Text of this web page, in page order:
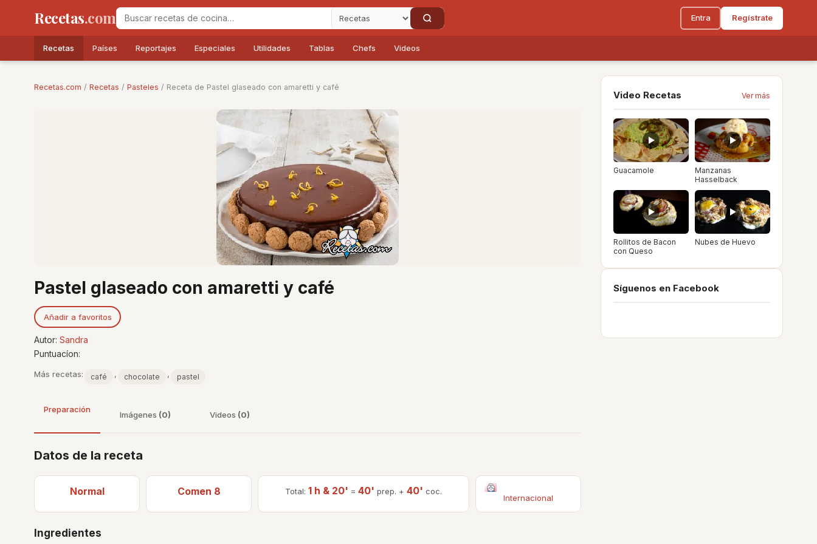
Recetas.com Entra Regístrate
Recetas Países Reportajes Especiales Utilidades Tablas Chefs Videos
Recetas.com / Recetas / Pasteles / Receta de Pastel glaseado con amaretti y café
Pastel glaseado con amaretti y café
Añadir a favoritos
Autor: Sandra
Puntuacíon:
Más recetas: café , chocolate , pastel
Preparación
Imágenes (0) Videos (0)
Datos de la receta
Normal Comen 8 Total: 1 h & 20' = 40' prep. + 40' coc.
Internacional
Ingredientes
Video Recetas Ver más
Guacamole
Manzanas
Hasselback
Rollitos de Bacon
con Queso
Nubes de Huevo
Síguenos en Facebook